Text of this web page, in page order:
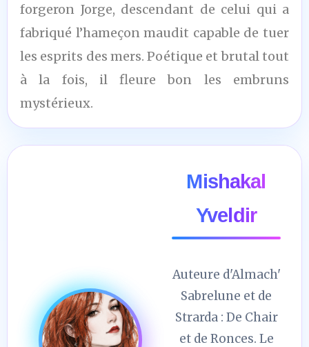
forgeron Jorge, descendant de celui qui a
fabriqué l’hameçon maudit capable de tuer
les esprits des mers. Poétique et brutal tout
à la fois, il fleure bon les embruns
mystérieux.
Mishakal
Yveldir
Auteure d'Almach'
Sabrelune et de
Strarda : De Chair
et de Ronces. Le